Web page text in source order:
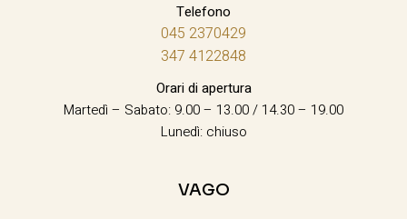
Telefono
045 2370429
347 4122848
Orari di apertura
Martedì – Sabato: 9.00 – 13.00 / 14.30 – 19.00
Lunedì: chiuso
VAGO